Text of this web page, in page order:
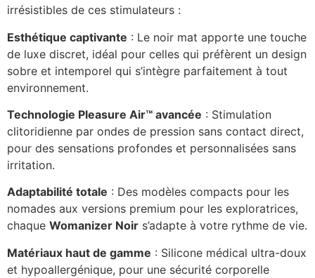
irrésistibles de ces stimulateurs :
Esthétique captivante : Le noir mat apporte une touche
de luxe discret, idéal pour celles qui préfèrent un design
sobre et intemporel qui s’intègre parfaitement à tout
environnement.
Technologie Pleasure Air™ avancée : Stimulation
clitoridienne par ondes de pression sans contact direct,
pour des sensations profondes et personnalisées sans
irritation.
Adaptabilité totale : Des modèles compacts pour les
nomades aux versions premium pour les exploratrices,
chaque Womanizer Noir s’adapte à votre rythme de vie.
Matériaux haut de gamme : Silicone médical ultra-doux
et hypoallergénique, pour une sécurité corporelle